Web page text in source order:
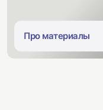
Про материалы